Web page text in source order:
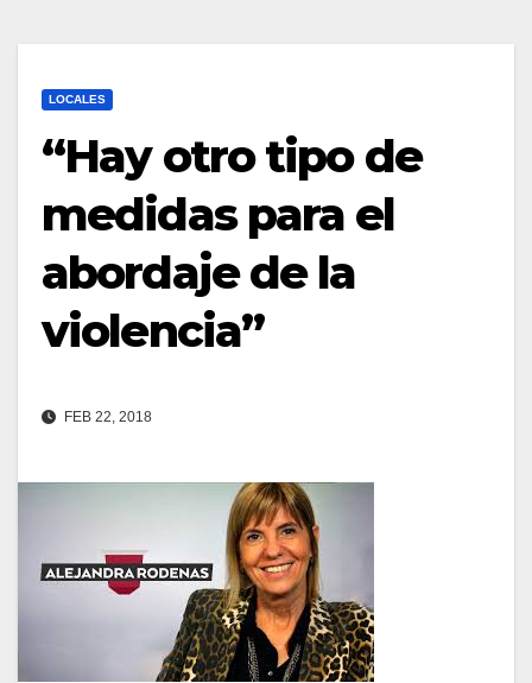
LOCALES
“Hay otro tipo de
medidas para el
abordaje de la
violencia”
FEB 22, 2018